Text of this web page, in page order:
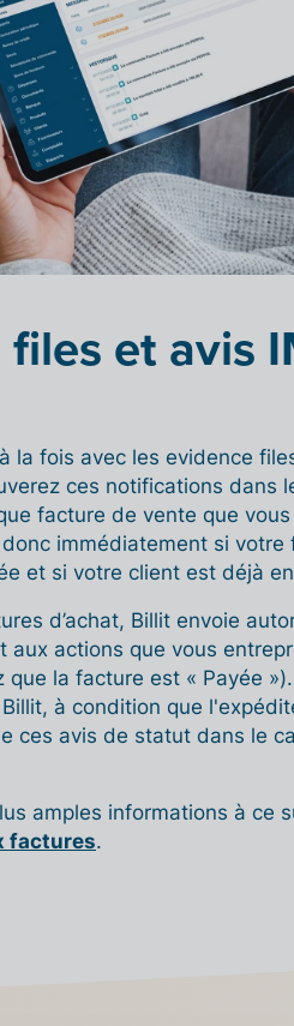
et avis
la fois avec les evidence
ces notifications dans
facture de vente que
immédiatement si votre
et si votre client est déjà
d’achat, Billit envoie
aux actions que vous
la facture est « Payée
à condition que
ces avis de statut dans le
amples informations à ce
factures.